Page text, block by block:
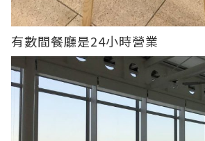
有數間餐廳是24小時營業